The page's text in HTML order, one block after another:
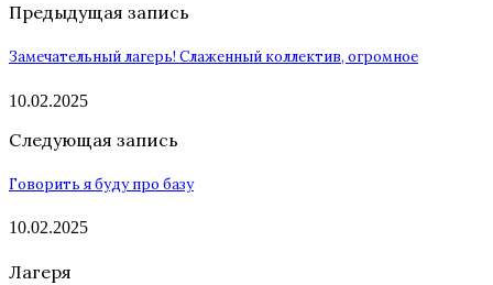
Предыдущая запись
Замечательный лагерь! Слаженный коллектив, огромное
10.02.2025
Следующая запись
Говорить я буду про базу
10.02.2025
Лагеря